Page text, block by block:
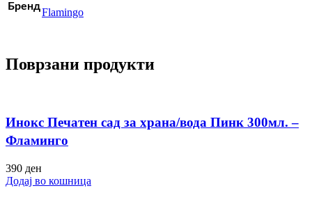
БрендFlamingo
Поврзани продукти
Инокс Печатен сад за храна/вода Пинк 300мл. –
Фламинго
390 ден
Додај во кошница